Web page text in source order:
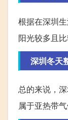
根据在深圳
阳光较多且
深圳冬天
总的来说，
属于亚热带